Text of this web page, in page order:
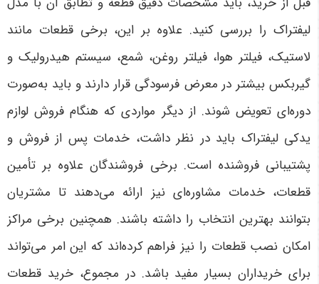
لیفتراک را بررسی کنید. علاوه بر این، برخی قطعات مانند
لاستیک، فیلتر هوا، فیلتر روغن، شمع، سیستم هیدرولیک و
گیربکس بیشتر در معرض فرسودگی قرار دارند و باید به‌صورت
دوره‌ای تعویض شوند. از دیگر مواردی که هنگام فروش لوازم
یدکی لیفتراک باید در نظر داشت، خدمات پس از فروش و
پشتیبانی فروشنده است. برخی فروشندگان علاوه بر تأمین
قطعات، خدمات مشاوره‌ای نیز ارائه می‌دهند تا مشتریان
بتوانند بهترین انتخاب را داشته باشند. همچنین برخی مراکز
امکان نصب قطعات را نیز فراهم کرده‌اند که این امر می‌تواند
برای خریداران بسیار مفید باشد. در مجموع، خرید قطعات